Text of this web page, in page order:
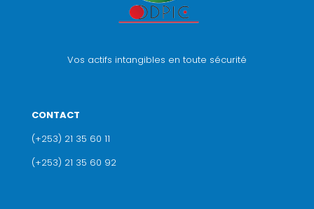
Vos actifs intangibles en toute sécurité
CONTACT
(+253) 21 35 60 11
(+253) 21 35 60 92